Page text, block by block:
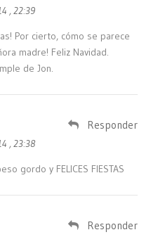
, 22:39
Por cierto, cómo se parece
madre! Feliz Navidad.
de Jon.
, 23:38
Responder
gordo y FELICES FIESTAS
Responder